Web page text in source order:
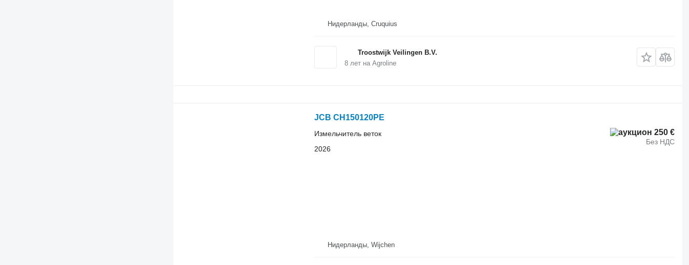
Нидерланды, Cruquius
Troostwijk Veilingen B.V.
8лет на Agroline
JCB CH150120PE
250 €
Без НДС
Измельчитель веток
2026
Нидерланды, Wijchen